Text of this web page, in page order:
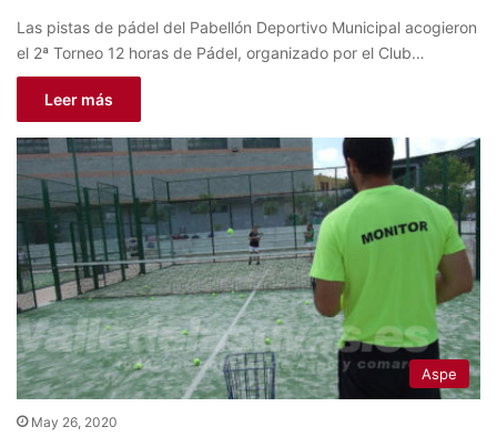
Las pistas de pádel del Pabellón Deportivo Municipal acogieron
el 2ª Torneo 12 horas de Pádel, organizado por el Club…
Leer más
Aspe
May 26, 2020